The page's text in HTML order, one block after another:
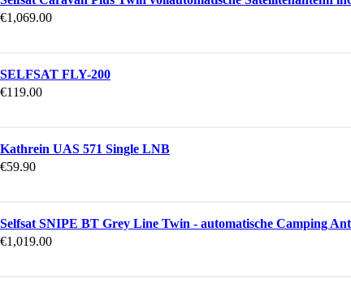
€1,069.00
SELFSAT FLY-200
€119.00
Kathrein UAS 571 Single LNB
€59.90
Selfsat SNIPE BT Grey Line Twin - automatische Camping
€1,019.00